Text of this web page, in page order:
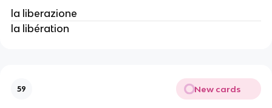
la liberazione
la libération
59 New cards